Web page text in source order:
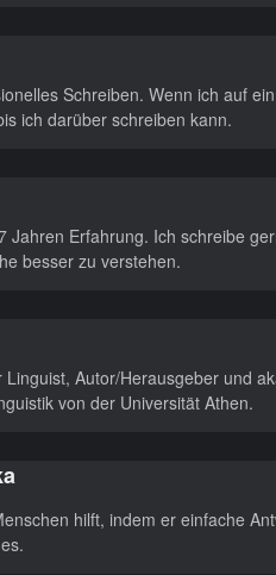
Schreiben. Wenn ich auf
ich darüber schreiben kann.
Jahren Erfahrung. Ich schreibe
besser zu verstehen.
Autor/Herausgeber und
von der Universität Athen.
hilft, indem er einfache